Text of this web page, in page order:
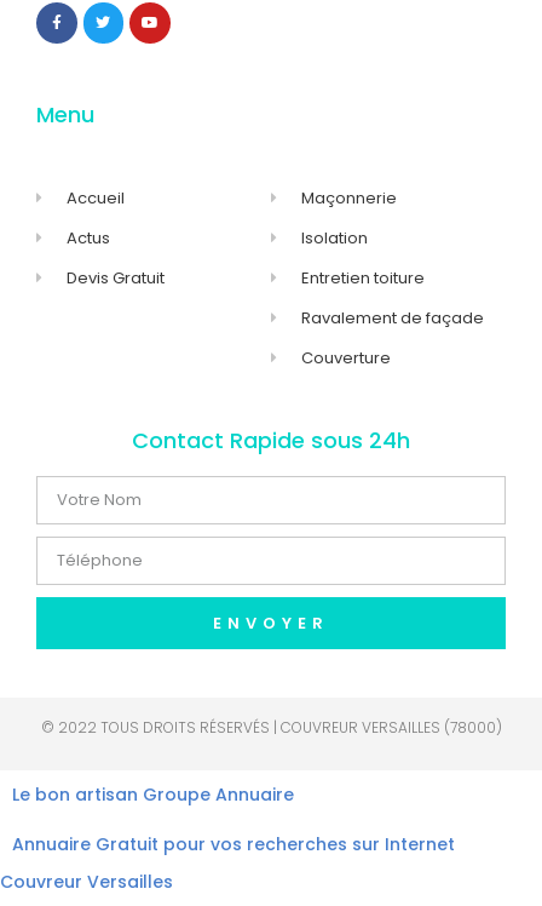
Menu
Accueil
Actus
Devis Gratuit
Maçonnerie
Isolation
Entretien toiture
Ravalement de façade
Couverture
Contact Rapide sous 24h
ENVOYER
© 2022 TOUS DROITS RÉSERVÉS | COUVREUR VERSAILLES (78000)
Le bon artisan Groupe Annuaire
Annuaire Gratuit pour vos recherches sur Internet
Couvreur Versailles